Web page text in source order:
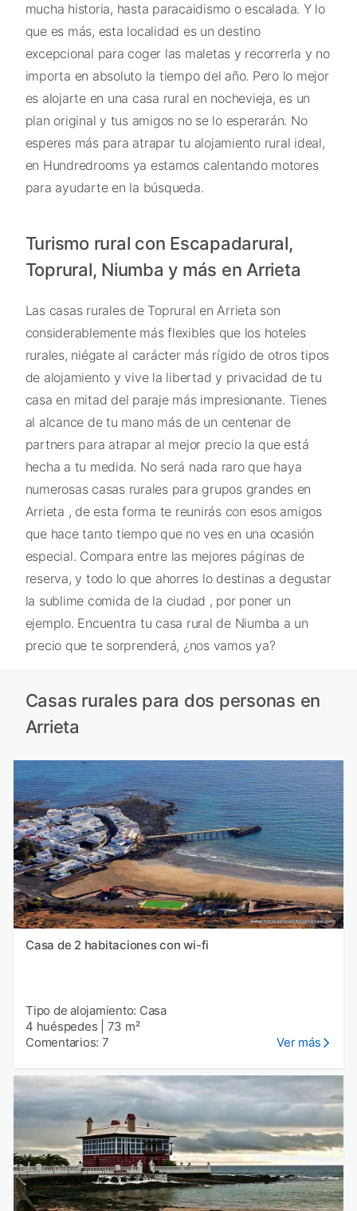
mucha historia, hasta paracaidismo o escalada. Y lo
que es más, esta localidad es un destino
excepcional para coger las maletas y recorrerla y no
importa en absoluto la tiempo del año. Pero lo mejor
es alojarte en una casa rural en nochevieja, es un
plan original y tus amigos no se lo esperarán. No
esperes más para atrapar tu alojamiento rural ideal,
en Hundredrooms ya estamos calentando motores
para ayudarte en la búsqueda.
Turismo rural con Escapadarural,
Toprural, Niumba y más en Arrieta
Las casas rurales de Toprural en Arrieta son
considerablemente más flexibles que los hoteles
rurales, niégate al carácter más rígido de otros tipos
de alojamiento y vive la libertad y privacidad de tu
casa en mitad del paraje más impresionante. Tienes
al alcance de tu mano más de un centenar de
partners para atrapar al mejor precio la que está
hecha a tu medida. No será nada raro que haya
numerosas casas rurales para grupos grandes en
Arrieta , de esta forma te reunirás con esos amigos
que hace tanto tiempo que no ves en una ocasión
especial. Compara entre las mejores páginas de
reserva, y todo lo que ahorres lo destinas a degustar
la sublime comida de la ciudad , por poner un
ejemplo. Encuentra tu casa rural de Niumba a un
precio que te sorprenderá, ¿nos vamos ya?
Casas rurales para dos personas en
Arrieta
Casa de 2 habitaciones con wi-fi
Tipo de alojamiento: Casa
4 huéspedes
73 m²
Comentarios: 7
Ver más